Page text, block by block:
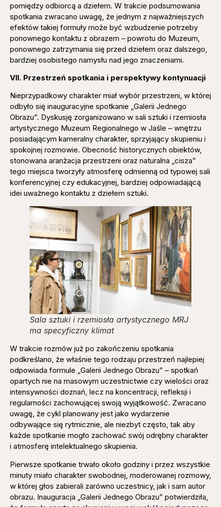
pomiędzy odbiorcą a dziełem. W trakcie podsumowania
spotkania zwracano uwagę, że jednym z najważniejszych
efektów takiej formuły może być wzbudzenie potrzeby
ponownego kontaktu z obrazem – powrotu do Muzeum,
ponownego zatrzymania się przed dziełem oraz dalszego,
bardziej osobistego namysłu nad jego znaczeniami.
VII. Przestrzeń spotkania i perspektywy kontynuacji
Nieprzypadkowy charakter miał wybór przestrzeni, w której
odbyło się inauguracyjne spotkanie „Galerii Jednego
Obrazu”. Dyskusję zorganizowano w sali sztuki i rzemiosła
artystycznego Muzeum Regionalnego w Jaśle – wnętrzu
posiadającym kameralny charakter, sprzyjający skupieniu i
spokojnej rozmowie. Obecność historycznych obiektów,
stonowana aranżacja przestrzeni oraz naturalna „cisza”
tego miejsca tworzyły atmosferę odmienną od typowej sali
konferencyjnej czy edukacyjnej, bardziej odpowiadającą
idei uważnego kontaktu z dziełem sztuki.
Sala sztuki i rzemiosła artystycznego MRJ
ma specyficzny klimat
W trakcie rozmów już po zakończeniu spotkania
podkreślano, że właśnie tego rodzaju przestrzeń najlepiej
odpowiada formule „Galerii Jednego Obrazu” – spotkań
opartych nie na masowym uczestnictwie czy wielości oraz
intensywności doznań, lecz na koncentracji, refleksji i
regularności zachowującej swoją wyjątkowość. Zwracano
uwagę, że cykl planowany jest jako wydarzenie
odbywające się rytmicznie, ale niezbyt często, tak aby
każde spotkanie mogło zachować swój odrębny charakter
i atmosferę intelektualnego skupienia.
Pierwsze spotkanie trwało około godziny i przez wszystkie
minuty miało charakter swobodnej, moderowanej rozmowy,
w której głos zabierali zarówno uczestnicy, jak i sam autor
obrazu. Inauguracja „Galerii Jednego Obrazu” potwierdziła,